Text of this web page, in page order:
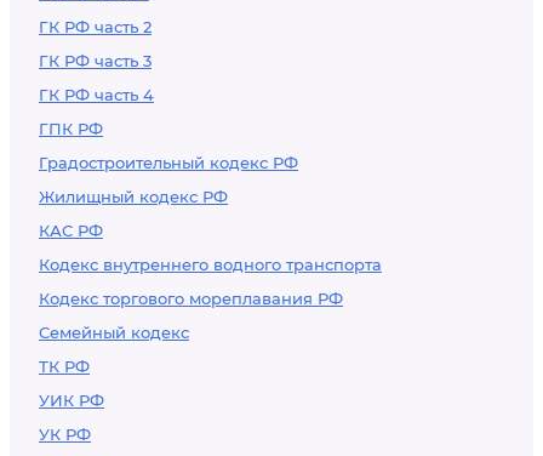
ГК РФ часть 2
ГК РФ часть 3
ГК РФ часть 4
ГПК РФ
Градостроительный кодекс РФ
Жилищный кодекс РФ
КАС РФ
Кодекс внутреннего водного транспорта
Кодекс торгового мореплавания РФ
Семейный кодекс
ТК РФ
УИК РФ
УК РФ